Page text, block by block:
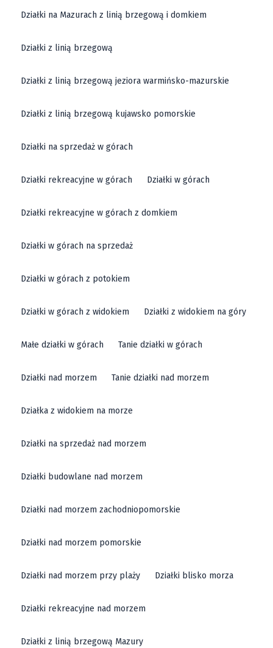
Działki na Mazurach z linią brzegową i domkiem
Działki z linią brzegową
Działki z linią brzegową jeziora warmińsko-mazurskie
Działki z linią brzegową kujawsko pomorskie
Działki na sprzedaż w górach
Działki rekreacyjne w górach Działki w górach
Działki rekreacyjne w górach z domkiem
Działki w górach na sprzedaż
Działki w górach z potokiem
Działki w górach z widokiem Działki z widokiem na góry
Małe działki w górach Tanie działki w górach
Działki nad morzem Tanie działki nad morzem
Działka z widokiem na morze
Działki na sprzedaż nad morzem
Działki budowlane nad morzem
Działki nad morzem zachodniopomorskie
Działki nad morzem pomorskie
Działki nad morzem przy plaży Działki blisko morza
Działki rekreacyjne nad morzem
Działki z linią brzegową Mazury